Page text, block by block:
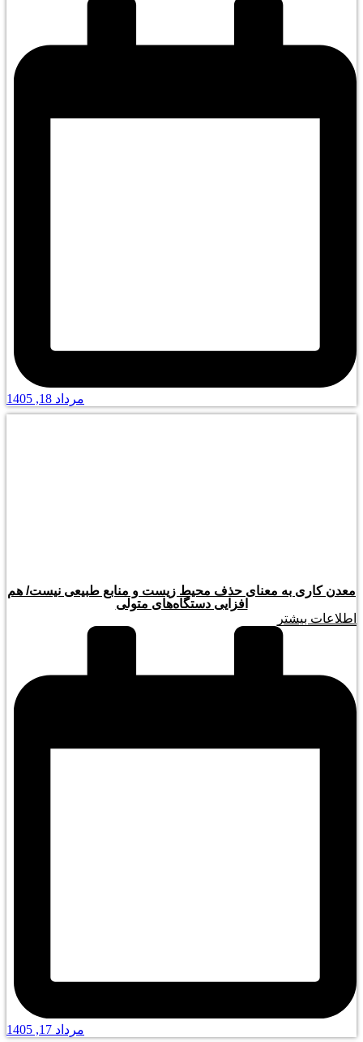
مرداد 18, 1405
معدن کاری به معنای حذف محیط زیست و منابع طبیعی نیست/ هم
افزایی دستگاه‌های متولی
اطلاعات بیشتر
مرداد 17, 1405